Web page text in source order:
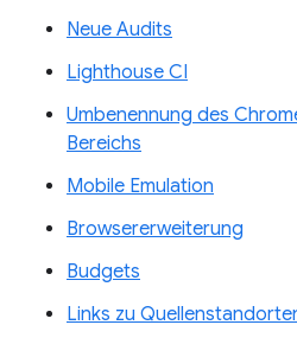
Neue Audits
Lighthouse CI
Umbenennung des
Bereichs
Mobile Emulation
Browsererweiterung
Budgets
Links zu